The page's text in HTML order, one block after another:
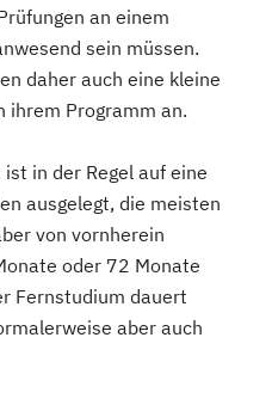
an einem
sein müssen.
daher auch eine kleine
ihrem Programm an.
in der Regel auf eine
ausgelegt, die meisten
von vornherein
oder 72 Monate
Fernstudium dauert
aber auch